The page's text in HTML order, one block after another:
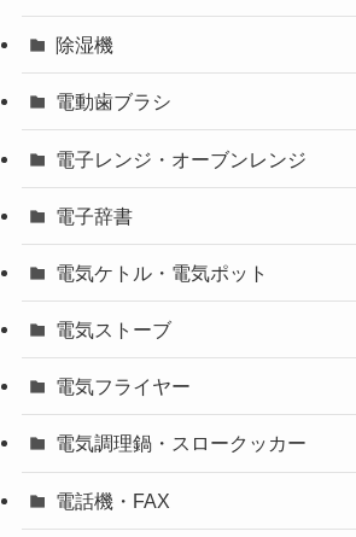
除湿機
電動歯ブラシ
電子レンジ・オーブンレンジ
電子辞書
電気ケトル・電気ポット
電気ストーブ
電気フライヤー
電気調理鍋・スロークッカー
電話機・FAX